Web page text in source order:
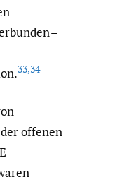
–
33,34
offenen